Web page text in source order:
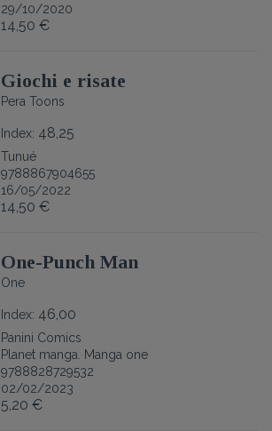
29/10/2020
14,50 €
Giochi e risate
Pera Toons
Index: 48,25
Tunué
9788867904655
16/05/2022
14,50 €
One-Punch Man
One
Index: 46,00
Panini Comics
Planet manga. Manga one
9788828729532
02/02/2023
5,20 €